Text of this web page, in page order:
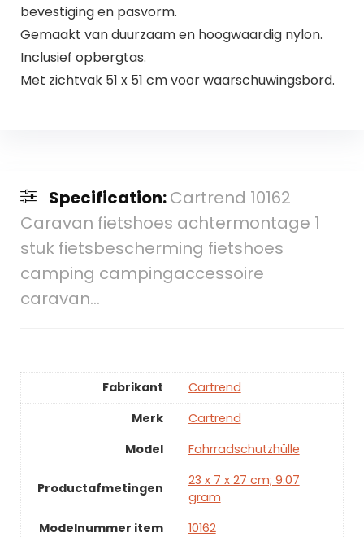
bevestiging en pasvorm.
Gemaakt van duurzaam en hoogwaardig nylon.
Inclusief opbergtas.
Met zichtvak 51 x 51 cm voor waarschuwingsbord.
Specification:Cartrend 10162
Caravan fietshoes achtermontage 1
stuk fietsbescherming fietshoes
camping campingaccessoire
caravan…
Fabrikant
Cartrend
Merk
Cartrend
Model
Fahrradschutzhülle
Productafmetingen
23 x 7 x 27 cm; 9.07
gram
Modelnummer item
10162